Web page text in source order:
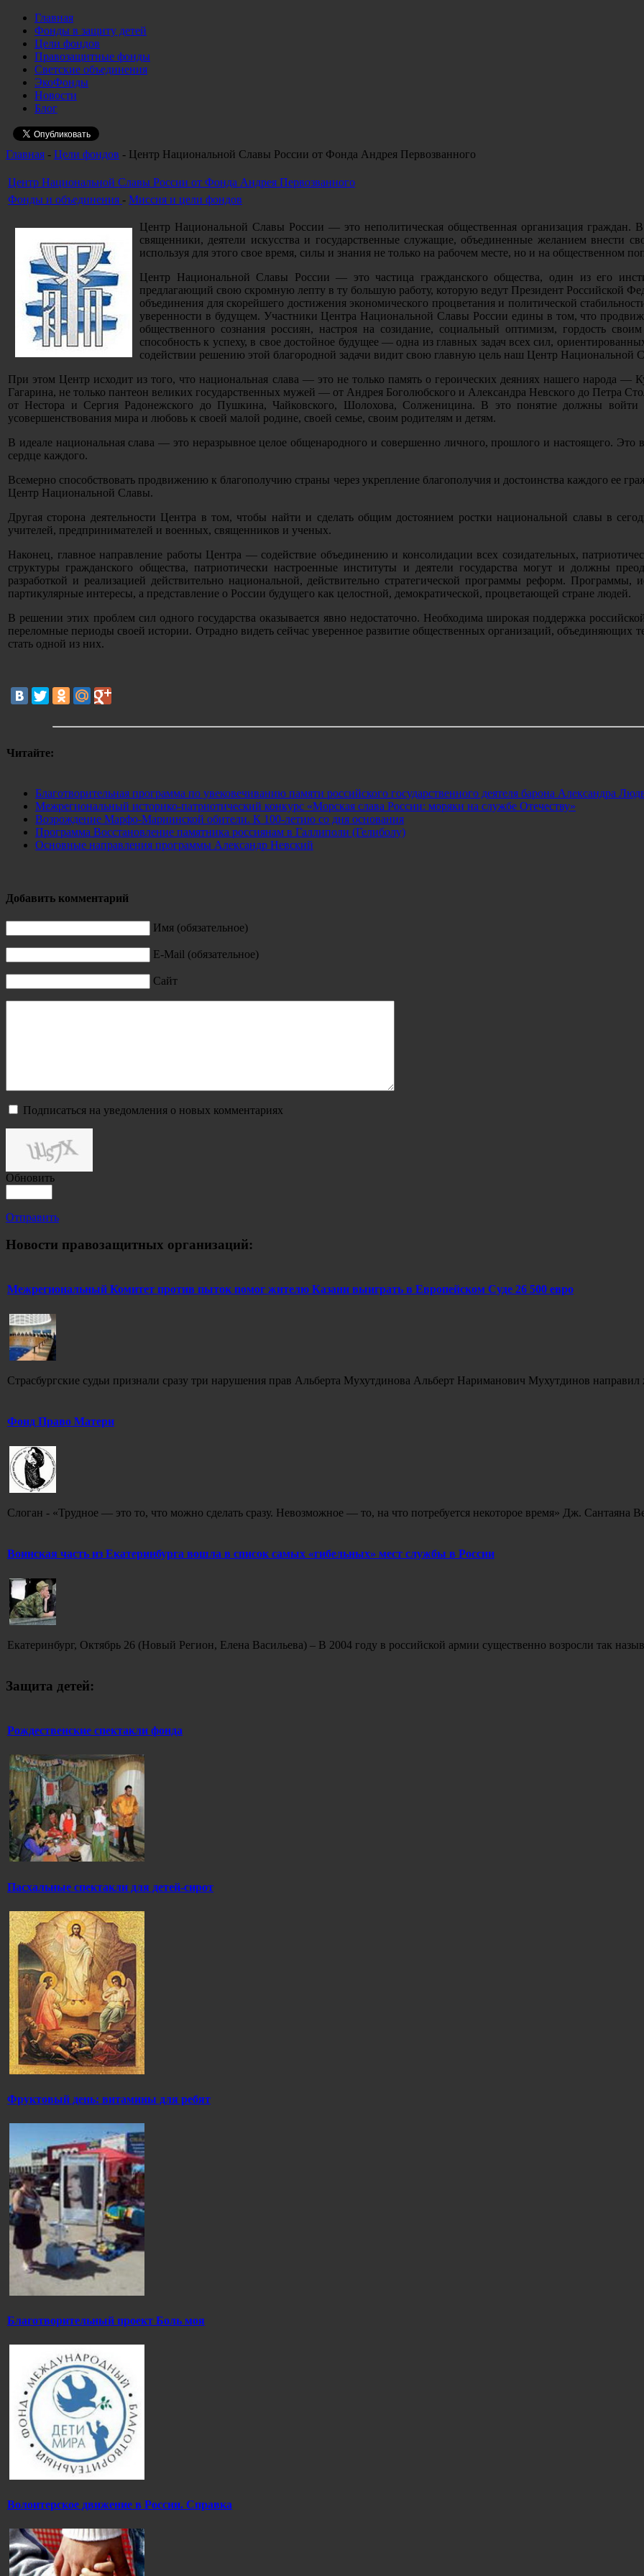
Главная
Фонды в защиту детей
Цели фондов
Правозащитные фонды
Светские объединения
ЭкоФонды
Новости
Блог
Главная - Цели фондов - Центр Национальной Славы России от Фонда Андрея Первозванного
Центр Национальной Славы России от Фонда Андрея Первозванного
Фонды и объединения - Миссия и цели фондов
Центр Национальной Славы России — это неполитическая общественная организация
священники, деятели искусства и государственные служащие, объединенные желанием внести
используя для этого свое время, силы и знания не только на рабочем месте, но и на общественном
Центр Национальной Славы России — это частица гражданского общества, один из его
предлагающий свою скромную лепту в ту большую работу, которую ведут Президент Российской
объединения для скорейшего достижения экономического процветания и политической
уверенности в будущем. Участники Центра Национальной Славы России едины в том, что
общественного сознания россиян, настроя на созидание, социальный оптимизм, гордость
способность к успеху, в свое достойное будущее — одна из главных задач всех сил,
содействии решению этой благородной задачи видит свою главную цель наш Центр Национальной
При этом Центр исходит из того, что национальная слава — это не только память о героических деяниях нашего народа
Гагарина, не только пантеон великих государственных мужей — от Андрея Боголюбского и Александра Невского до Петра
от Нестора и Сергия Радонежского до Пушкина, Чайковского, Шолохова, Солженицина. В это понятие должны войти и
усовершенствования мира и любовь к своей малой родине, своей семье, своим родителям и детям.
В идеале национальная слава — это неразрывное целое общенародного и совершенно личного, прошлого и настоящего.
сердце каждого.
Всемерно способствовать продвижению к благополучию страны через укрепление благополучия и достоинства каждого ее
Центр Национальной Славы.
Другая сторона деятельности Центра в том, чтобы найти и сделать общим достоянием ростки национальной славы в
учителей, предпринимателей и военных, священников и ученых.
Наконец, главное направление работы Центра — содействие объединению и консолидации всех созидательных,
структуры гражданского общества, патриотически настроенные институты и деятели государства могут и должны
разработкой и реализацией действительно национальной, действительно стратегической программы реформ.
партикулярные интересы, а представление о России будущего как целостной, демократической, процветающей стране людей.
В решении этих проблем сил одного государства оказывается явно недостаточно. Необходима широкая поддержка
переломные периоды своей истории. Отрадно видеть сейчас уверенное развитие общественных организаций,
стать одной из них.
Читайте:
Благотворительная программа по увековечиванию памяти российского государственного деятеля барона Александра
Межрегиональный историко-патриотический конкурс «Морская слава России: моряки на службе Отечеству»
Возрождение Марфо-Мариинской обители. К 100-летию со дня основания
Программа Восстановление памятника россиянам в Галлиполи (Гелиболу)
Основные направления программы Александр Невский
Добавить комментарий
Имя (обязательное)
E-Mail (обязательное)
Сайт
Подписаться на уведомления о новых комментариях
Обновить
Отправить
Новости правозащитных организаций:
Межрегиональный Комитет против пыток помог жителю Казани выиграть в Европейском Суде 26 500 евро
Страсбургские судьи признали сразу три нарушения прав Альберта Мухутдинова Альберт Нариманович Мухутдинов
Фонд Право Матери
Слоган - «Трудное — это то, что можно сделать сразу. Невозможное — то, на что потребуется некоторое время» Дж.
Воинская часть из Екатеринбурга вошла в список самых «гибельных» мест службы в России
Екатеринбург, Октябрь 26 (Новый Регион, Елена Васильева) – В 2004 году в российской армии существенно возросли так
Защита детей:
Рождественские спектакли фонда
Пасхальные спектакли для детей-сирот
Фруктовый день: витамины для ребят
Благотворительный проект Боль моя
Волонтерское движение в России. Справка